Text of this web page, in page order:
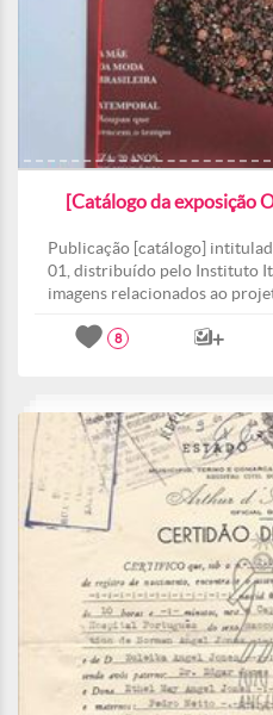
[Catálogo da exposição
Publicação [catálogo]
01, distribuído pelo Instituto
imagens relacionados ao
8